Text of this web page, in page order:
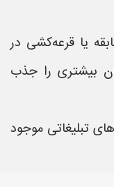
یا قرعه‌کشی در
بیشتری را جذب
تبلیغاتی موجود